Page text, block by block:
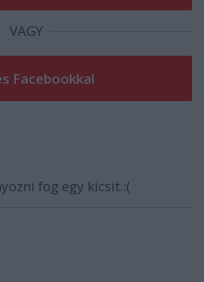
VAGY
fog egy kicsit.:(